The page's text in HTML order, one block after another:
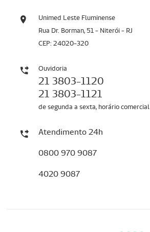
Unimed Leste Fluminense
Rua Dr. Borman, 51 - Niterói - RJ
CEP: 24020-320
Ouvidoria
21 3803-1120
21 3803-1121
de segunda a sexta, horário comercial
Atendimento 24h
0800 970 9087
4020 9087